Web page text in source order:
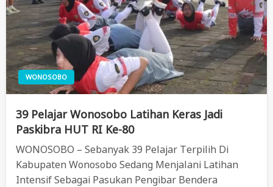
WONOSOBO
39 Pelajar Wonosobo Latihan Keras Jadi
Paskibra HUT RI Ke-80
WONOSOBO – Sebanyak 39 Pelajar Terpilih Di
Kabupaten Wonosobo Sedang Menjalani Latihan
Intensif Sebagai Pasukan Pengibar Bendera